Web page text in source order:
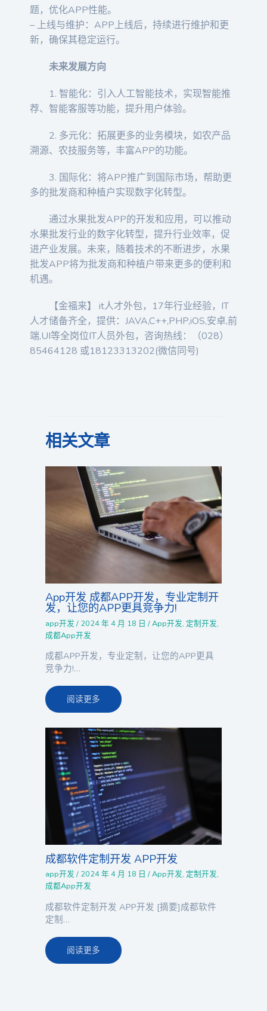
题，优化APP性能。
– 上线与维护：APP上线后，持续进行维护和更
新，确保其稳定运行。
未来发展方向
1. 智能化：引入人工智能技术，实现智能推
荐、智能客服等功能，提升用户体验。
2. 多元化：拓展更多的业务模块，如农产品
溯源、农技服务等，丰富APP的功能。
3. 国际化：将APP推广到国际市场，帮助更
多的批发商和种植户实现数字化转型。
通过水果批发APP的开发和应用，可以推动
水果批发行业的数字化转型，提升行业效率，促
进产业发展。未来，随着技术的不断进步，水果
批发APP将为批发商和种植户带来更多的便利和
机遇。
【金福来】 it人才外包，17年行业经验，IT
人才储备齐全，提供：JAVA,C++,PHP,iOS,安卓,前
端,UI等全岗位IT人员外包，咨询热线：（028）
85464128 或18123313202(微信同号)
相关文章
App开发 成都APP开发，专业定制开
发，让您的APP更具竞争力!
app开发 / 2024 年 4 月 18 日/App开发, 定制开发,
成都App开发
成都APP开发，专业定制，让您的APP更具
竞争力!…
阅读更多
成都软件定制开发 APP开发
app开发 / 2024 年 4 月 18 日/App开发, 定制开发,
成都App开发
成都软件定制开发 APP开发 [摘要]成都软件
定制…
阅读更多